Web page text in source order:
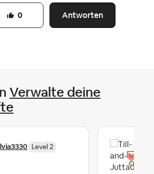
Antworten
0
Verwalte deine
Level 2